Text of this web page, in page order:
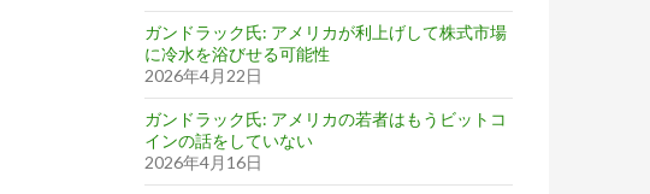
ガンドラック氏: アメリカが利上げして株式市場
に冷水を浴びせる可能性
2026年4月22日
ガンドラック氏: アメリカの若者はもうビットコ
インの話をしていない
2026年4月16日